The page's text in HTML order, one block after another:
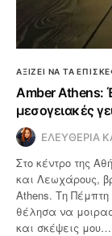
ΑΞΙΖΕΙ ΝΑ ΤΑ
Amber Athens:
μεσογειακές
ΕΛΕΥΘΕΡΙΑ
Στο κέντρο της
και Λεωχάρους,
Athens. Τη Πέμπτη
θέλησα να
και σκέψεις μου…